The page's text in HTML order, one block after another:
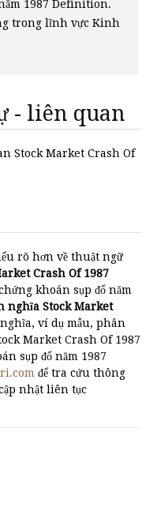
1987 Definition.
trong lĩnh vực Kinh
- liên quan
Stock Market Crash Of
rõ hơn về thuật ngữ
Crash Of 1987
khoán sụp đổ năm
nghĩa Stock Market
ví dụ mẫu, phân
Market Crash Of 1987
sụp đổ năm 1987
để tra cứu thông
nhật liên tục